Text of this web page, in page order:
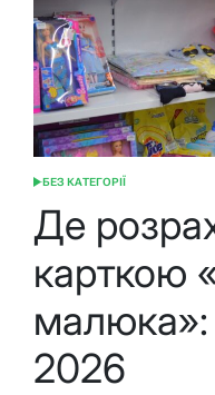
ОПУБЛІКУВАТИ
БЕЗ КАТЕГОРІЇ
Де
карткою
малюка»:
2026